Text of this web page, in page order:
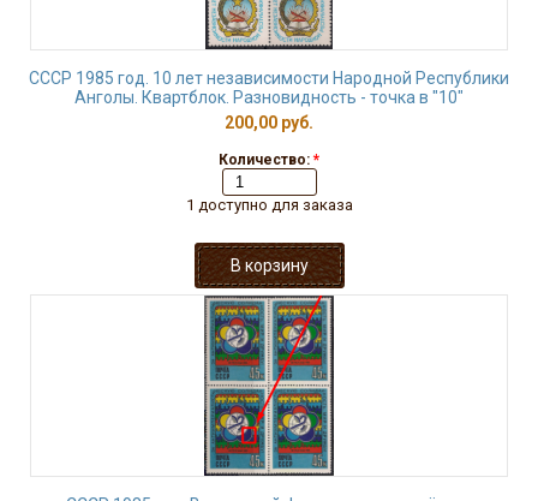
СССР 1985 год. 10 лет независимости Народной Республики
Анголы. Квартблок. Разновидность - точка в "10"
200,00 руб.
Количество: *
1 доступно для заказа